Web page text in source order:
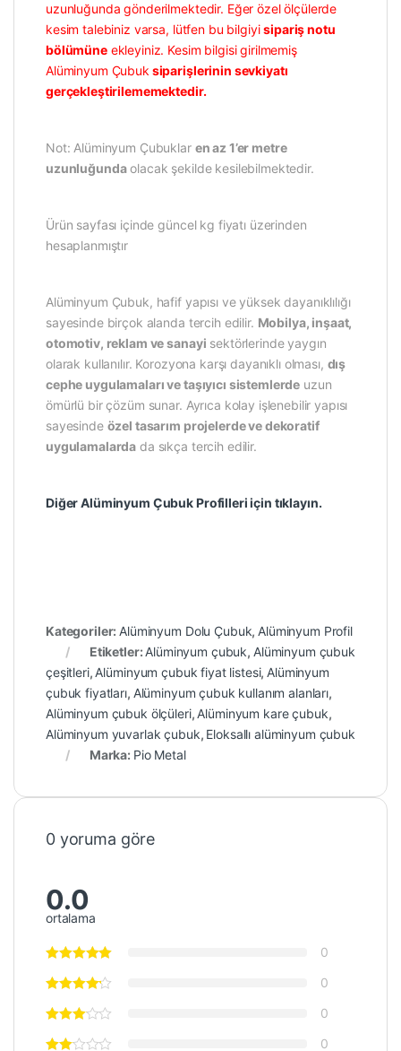
uzunluğunda gönderilmektedir. Eğer özel ölçülerde
kesim talebiniz varsa, lütfen bu bilgiyisipariş notu
bölümüneekleyiniz. Kesim bilgisi girilmemiş
Alüminyum Çubuk siparişlerinin sevkiyatı
gerçekleştirilememektedir.
Not: Alüminyum Çubuklar en az 1’er metre
uzunluğundaolacak şekilde kesilebilmektedir.
Ürün sayfası içinde güncel kg fiyatı üzerinden
hesaplanmıştır
Alüminyum Çubuk, hafif yapısı ve yüksek dayanıklılığı
sayesinde birçok alanda tercih edilir. Mobilya, inşaat,
otomotiv, reklam ve sanayi sektörlerinde yaygın
olarak kullanılır. Korozyona karşı dayanıklı olması, dış
cephe uygulamaları ve taşıyıcı sistemlerde uzun
ömürlü bir çözüm sunar. Ayrıca kolay işlenebilir yapısı
sayesinde özel tasarım projelerde ve dekoratif
uygulamalarda da sıkça tercih edilir.
Diğer Alüminyum Çubuk Profilleri için tıklayın.
Kategoriler: Alüminyum Dolu Çubuk, Alüminyum Profil
Etiketler: Alüminyum çubuk, Alüminyum çubuk
çeşitleri, Alüminyum çubuk fiyat listesi, Alüminyum
çubuk fiyatları, Alüminyum çubuk kullanım alanları,
Alüminyum çubuk ölçüleri, Alüminyum kare çubuk,
Alüminyum yuvarlak çubuk, Eloksallı alüminyum çubuk
Marka: Pio Metal
0 yoruma göre
0.0
ortalama
0
0
0
0